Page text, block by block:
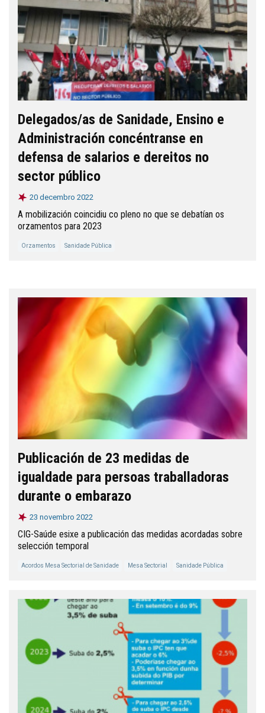
Delegados/as de Sanidade, Ensino e
Administración concéntranse en
defensa de salarios e dereitos no
sector público
20 decembro 2022
A mobilización coincidiu co pleno no que se debatían os
orzamentos para 2023
Orzamentos Sanidade Pública
Publicación de 23 medidas de
igualdade para persoas traballadoras
durante o embarazo
23 novembro 2022
CIG-Saúde esixe a publicación das medidas acordadas sobre
selección temporal
Acordos Mesa Sectorial de Sanidade Mesa Sectorial Sanidade Pública